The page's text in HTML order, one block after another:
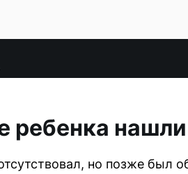
ребенка
но позже был